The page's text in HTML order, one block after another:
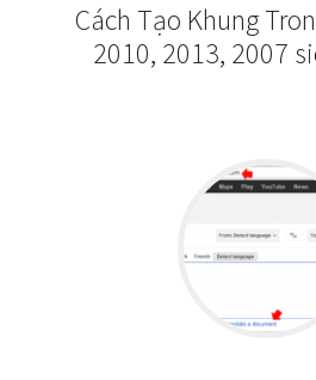
Cách Tạo Khung
2010, 2013, 2007